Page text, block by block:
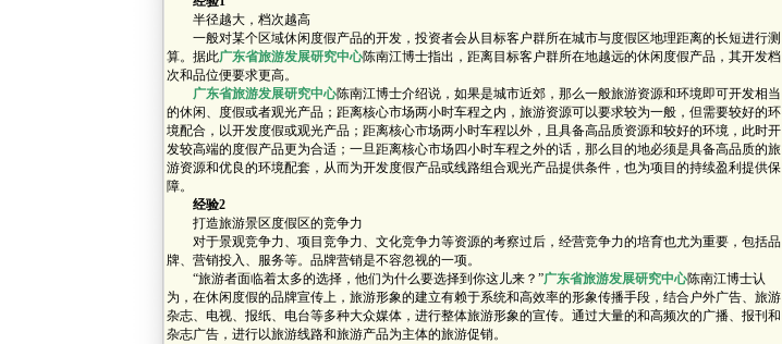
半径越大，档次越高
一般对某个区域休闲度假产品的开发，投资者会从目标客户群所在城市与度假区地理距离的长短进行测
算。据此广东省旅游发展研究中心陈南江博士指出，距离目标客户群所在地越远的休闲度假产品，其开发档
次和品位便要求更高。
广东省旅游发展研究中心陈南江博士介绍说，如果是城市近郊，那么一般旅游资源和环境即可开发相当
的休闲、度假或者观光产品；距离核心市场两小时车程之内，旅游资源可以要求较为一般，但需要较好的环
境配合，以开发度假或观光产品；距离核心市场两小时车程以外，且具备高品质资源和较好的环境，此时开
发较高端的度假产品更为合适；一旦距离核心市场四小时车程之外的话，那么目的地必须是具备高品质的旅
游资源和优良的环境配套，从而为开发度假产品或线路组合观光产品提供条件，也为项目的持续盈利提供保
障。
经验2
打造旅游景区度假区的竞争力
对于景观竞争力、项目竞争力、文化竞争力等资源的考察过后，经营竞争力的培育也尤为重要，包括品
牌、营销投入、服务等。品牌营销是不容忽视的一项。
“旅游者面临着太多的选择，他们为什么要选择到你这儿来？”广东省旅游发展研究中心陈南江博士认
为，在休闲度假的品牌宣传上，旅游形象的建立有赖于系统和高效率的形象传播手段，结合户外广告、旅游
杂志、电视、报纸、电台等多种大众媒体，进行整体旅游形象的宣传。通过大量的和高频次的广播、报刊和
杂志广告，进行以旅游线路和旅游产品为主体的旅游促销。